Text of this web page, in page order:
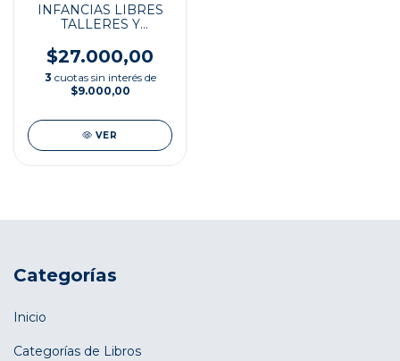
INFANCIAS LIBRES
TALLERES Y
$27.000,00
3 cuotas sin interés de
$9.000,00
VER
Categorías
Inicio
Categorías de Libros